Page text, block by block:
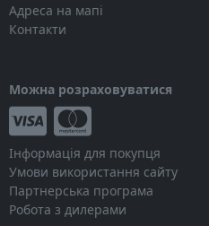
Адреса на мапі
Контакти
Можна розраховуватися
Інформація для покупця
Умови використання сайту
Партнерська програма
Робота з дилерами